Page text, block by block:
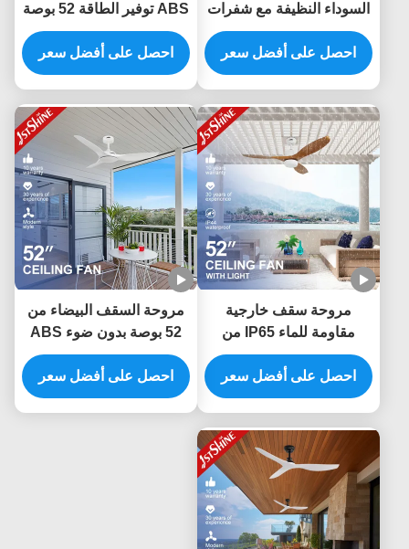
السوداء النظيفة مع شفرات
الحبوب الخشبية الداكنة ونوع
مفتاح التحكم عن بعد
احصل على أفضل سعر
ABS توفير الطاقة 52 بوصة
مع التحكم الذكي APP
والتحكم عن بعد
احصل على أفضل سعر
مروحة سقف خارجية
مقاومة للماء IP65 من
البلاستيك ABS مع شفرات
52 بوصة وجهاز تحكم عن
بعد
احصل على أفضل سعر
مروحة السقف البيضاء من
52 بوصة بدون ضوء ABS
Blade Smart APP
Control
احصل على أفضل سعر